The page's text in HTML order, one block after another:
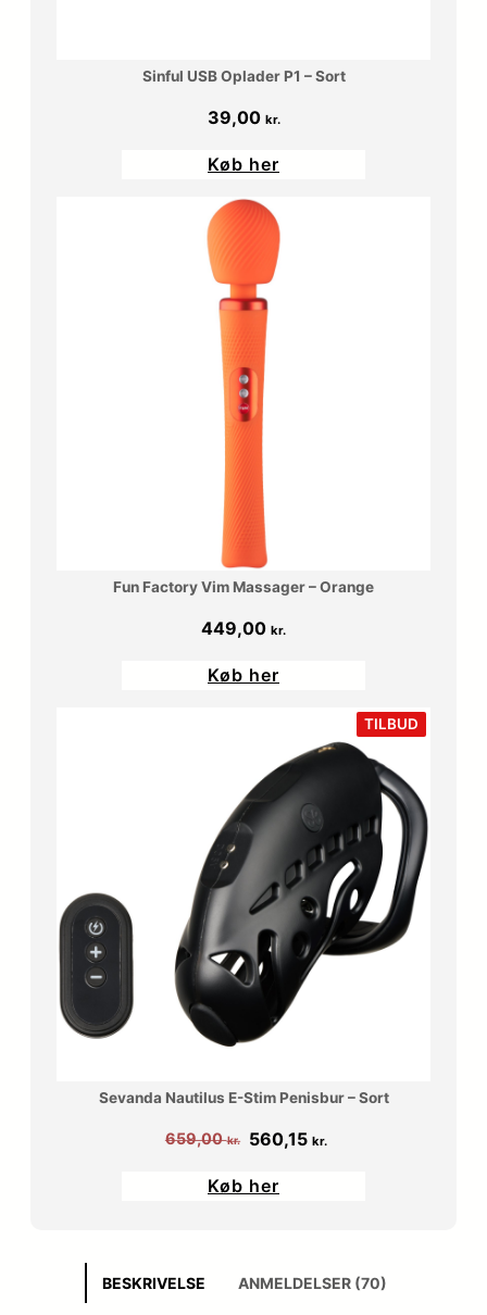
Sinful USB Oplader P1 – Sort
39,00 kr.
Køb her
Fun Factory Vim Massager – Orange
449,00 kr.
Køb her
TILBUD
PÅ
Sevanda Nautilus E-Stim Penisbur – Sort
659,00kr.
Den
pris
560,15 kr.
Køb her
BESKRIVELSE ANMELDELSER (70)